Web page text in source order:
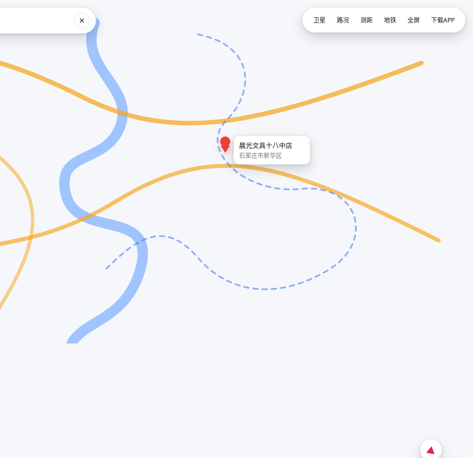
晨光文具十八中店
石家庄市新华区
卫星 路况 测距 地铁 全屏 下载APP